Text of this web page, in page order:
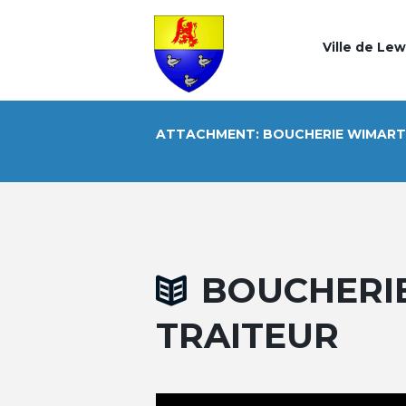
Ville de
ATTACHMENT: BOUCHERIE
TRAITEUR